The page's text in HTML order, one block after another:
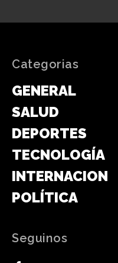
Categorias
GENERAL
SALUD
DEPORTES
TECNOLOGÍA
INTERNACIONAL
POLÍTICA
Seguinos